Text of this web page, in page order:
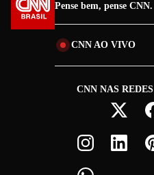
Pense bem, pense CNN.
CNN AO VIVO
CNN NAS REDES